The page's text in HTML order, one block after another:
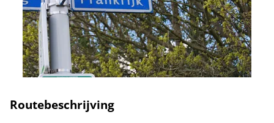
Routebeschrijving